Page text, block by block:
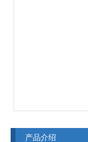
产品介绍